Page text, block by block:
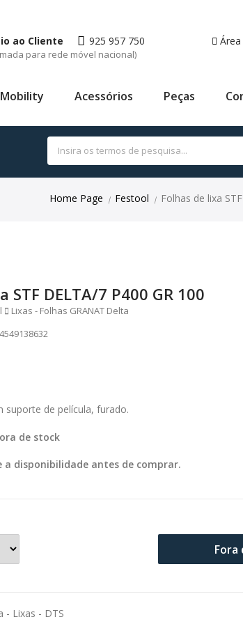
ao Cliente 925 957 750
para rede móvel nacional)
Acessórios Peças
Home Page | Festool | Folhas de lixa
STF DELTA/7 P400 GR 100
Lixas - Folhas GRANAT Delta
suporte de película, furado.
de stock
a disponibilidade antes de comprar.
Fora
- Lixas - DTS